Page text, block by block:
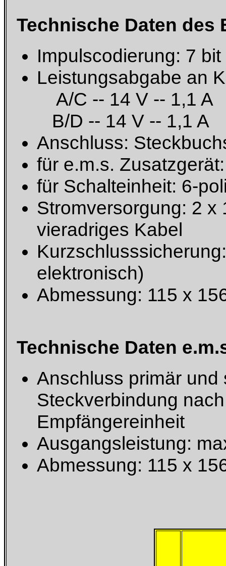
Technische Daten des
Impulscodierung: 7 bit
Leistungsabgabe an
A/C -- 14 V -- 1,1 A
B/D -- 14 V -- 1,1 A
Anschluss:
für e.m.s.
für Schalteinheit: 6-
Stromversorgung: 2 x
vieradriges Kabel
elektronisch)
Abmessung: 115 x
Technische Daten
Anschluss primär
Steckverbindung
Empfängereinheit
Ausgangsleistung:
Abmessung: 115 x